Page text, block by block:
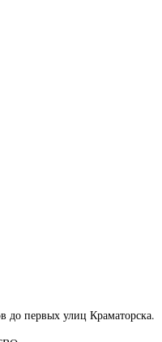
до первых улиц Краматорска.